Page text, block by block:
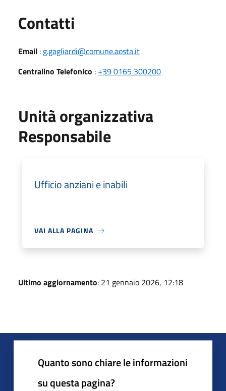
Contatti
Email : g.gagliardi@comune.aosta.it
Centralino Telefonico : +39 0165 300200
Unità organizzativa
Responsabile
Ufficio anziani e inabili
VAI ALLA PAGINA
Ultimo aggiornamento: 21 gennaio 2026, 12:18
Quanto sono chiare le informazioni
su questa pagina?